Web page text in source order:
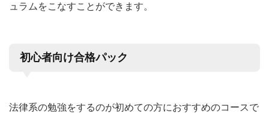
ュラムをこなすことができます。
初心者向け合格パック
法律系の勉強をするのが初めての方におすすめのコースで